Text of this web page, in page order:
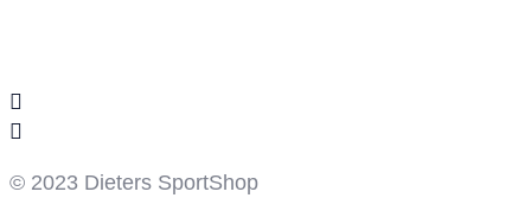
© 2023 Dieters SportShop